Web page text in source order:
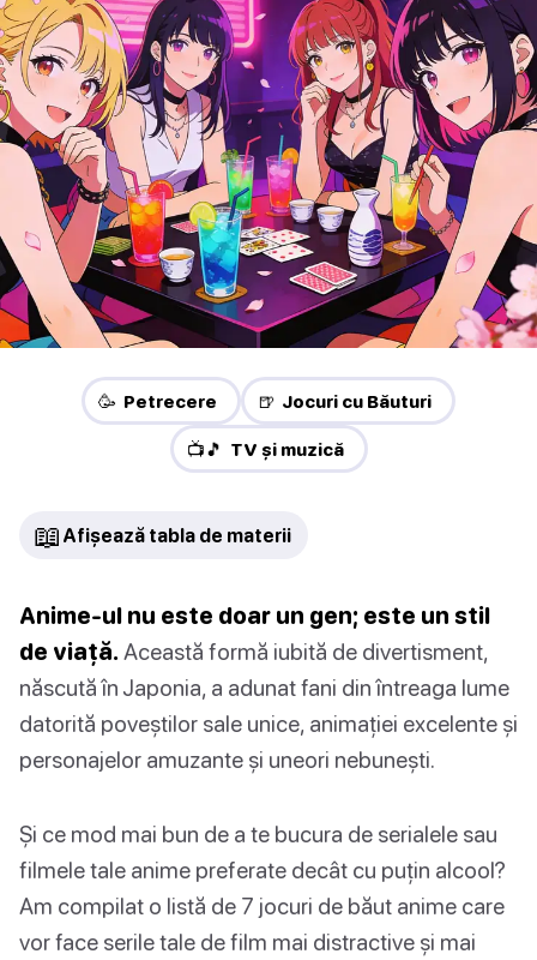
🥳 Petrecere 🍺 Jocuri cu Băuturi
📺🎵 TV și muzică
📖 Afișează tabla de materii
Anime-ul nu este doar un gen; este un stil
de viață. Această formă iubită de divertisment,
născută în Japonia, a adunat fani din întreaga lume
datorită poveștilor sale unice, animației excelente și
personajelor amuzante și uneori nebunești.
Și ce mod mai bun de a te bucura de serialele sau
filmele tale anime preferate decât cu puțin alcool?
Am compilat o listă de 7 jocuri de băut anime care
vor face serile tale de film mai distractive și mai